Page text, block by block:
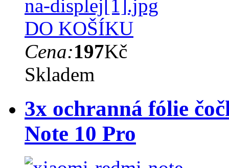
DO KOŠÍKU
Cena:197Kč
Skladem
3x ochranná fólie
Note 10 Pro